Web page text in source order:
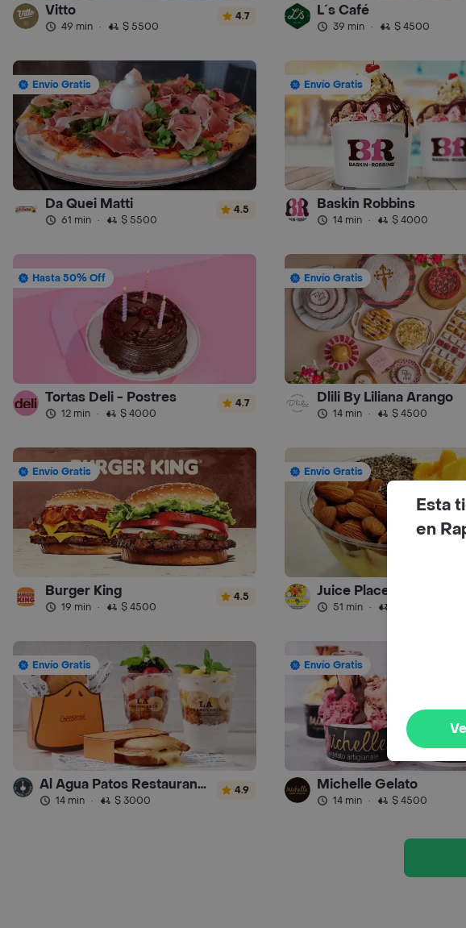
Vitto
49 min · $ 5500
4.7 L´s Café
39 min · $ 4500
Envío Gratis
Da Quei Matti
61 min · $ 5500
4.5
Envío Gratis
Baskin Robbins
14 min · $ 4000
Hasta 50% Off
Tortas Deli - Postres
12 min · $ 4000
4.7
Envío Gratis
Dlili By Liliana Arango
14 min · $ 4500
Envío Gratis
Burger King
19 min · $ 4500
4.5
Envío Gratis
Juice Place
51 min ·
Envío Gratis
Al Agua Patos Restaurante - Turbo
14 min · $ 3000
4.9
Envío Gratis
Michelle Gelato
14 min · $ 4500
Esta
en